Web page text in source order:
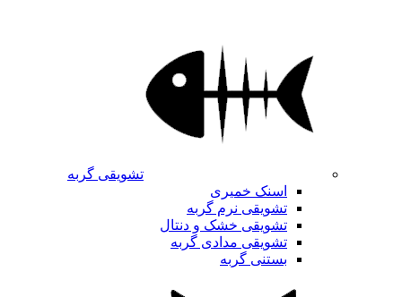
تشویقی گربه
اسنک خمیری
تشویقی نرم گربه
تشویقی خشک و دنتال
تشویقی مدادی گربه
بستنی گربه